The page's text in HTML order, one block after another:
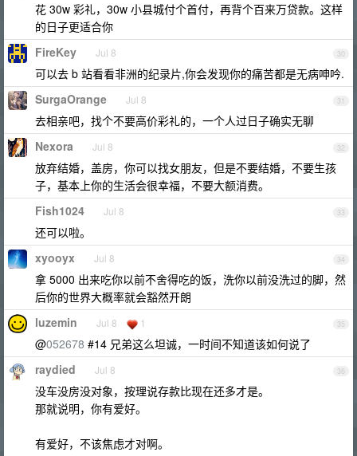
花 30w 彩礼，30w 小县城付个首付，再背个百来万贷款。这样
的日子更适合你
30
FireKey Jul 8
可以去 b 站看看非洲的纪录片,你会发现你的痛苦都是无病呻吟.
31
SurgaOrange Jul 8
去相亲吧，找个不要高价彩礼的，一个人过日子确实无聊
32
Nexora Jul 8
放弃结婚，盖房，你可以找女朋友，但是不要结婚，不要生孩
子，基本上你的生活会很幸福，不要大额消费。
33
Fish1024 Jul 8
还可以啦。
34
xyooyx Jul 8
拿 5000 出来吃你以前不舍得吃的饭，洗你以前没洗过的脚，然
后你的世界大概率就会豁然开朗
35
luzemin Jul 8 1
@052678 #14 兄弟这么坦诚，一时间不知道该如何说了
36
raydied Jul 8
没车没房没对象，按理说存款比现在还多才是。
那就说明，你有爱好。
有爱好，不该焦虑才对啊。